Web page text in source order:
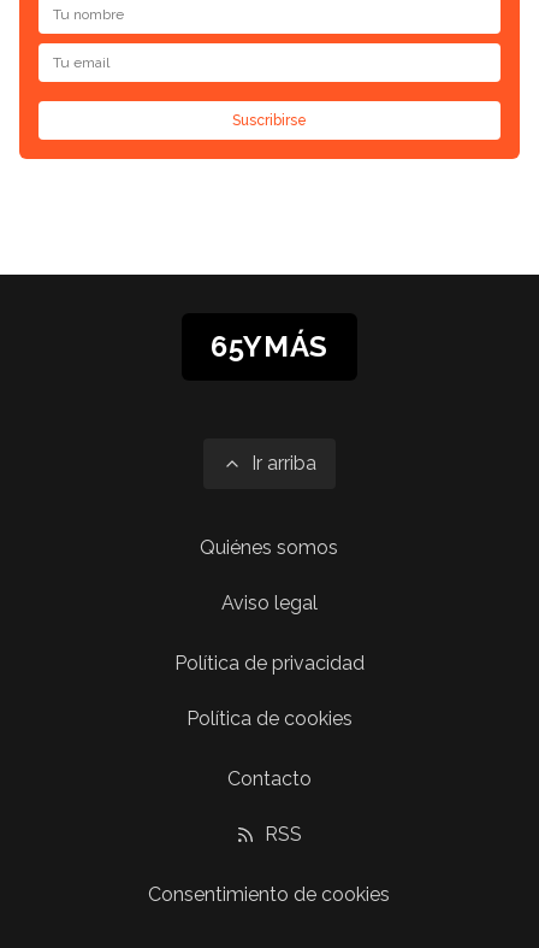
Suscribirse
65YMÁS
Ir arriba
Quiénes somos
Aviso legal
Política de privacidad
Política de cookies
Contacto
RSS
Consentimiento de cookies